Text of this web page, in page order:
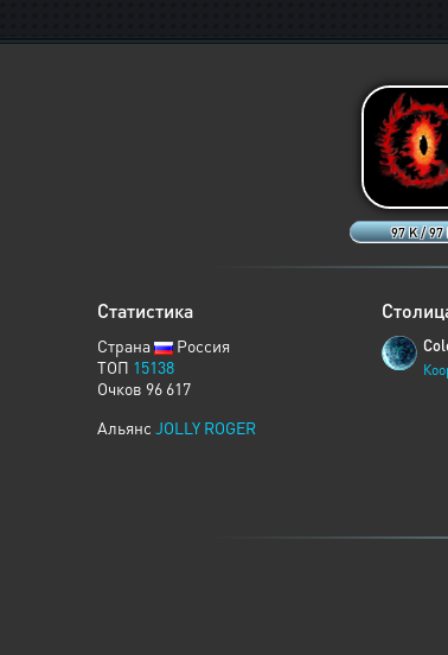
97 K / 97
Статистика
Страна
Россия
ТОП 15138
Очков 96 617
Альянс JOLLY ROGER